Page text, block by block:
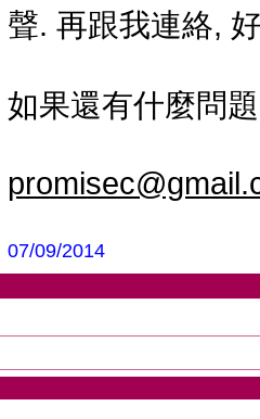
聲. 再跟我連絡,
如果還有什麼問
07/09/2014